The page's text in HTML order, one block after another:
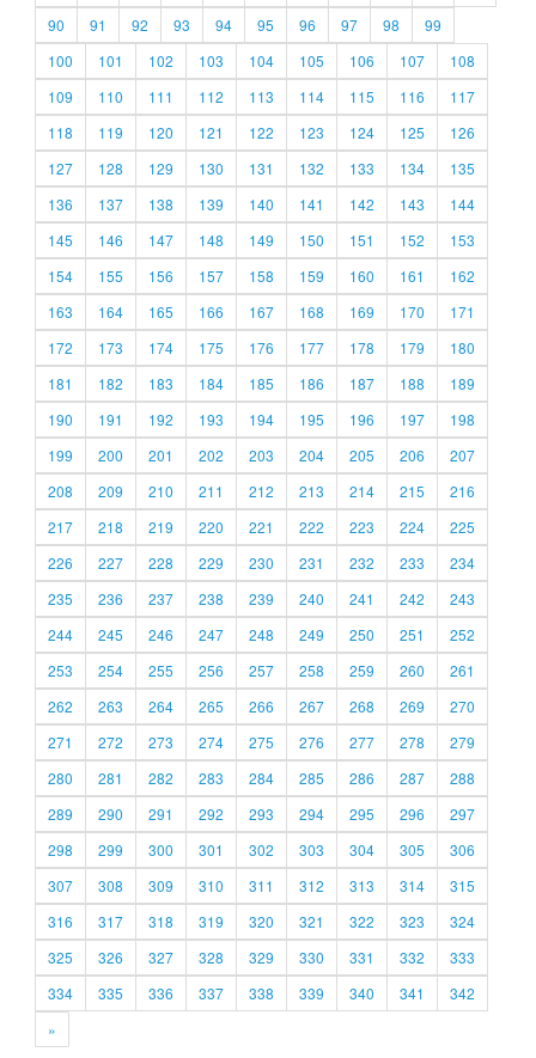
90
91 92 93 94 95 96 97 98
99
100
101 102 103 104 105 106 107
108
109
110 111 112 113 114 115 116
117
118
119 120 121 122 123 124 125
126
127
128 129 130 131 132 133 134
135
136
137 138 139 140 141 142 143
144
145
146 147 148 149 150 151 152
153
154
155 156 157 158 159 160 161
162
163
164 165 166 167 168 169 170
171
172
173 174 175 176 177 178 179
180
181
182 183 184 185 186 187 188
189
190
191 192 193 194 195 196 197
198
199
200 201 202 203 204 205 206
207
208
209 210 211 212 213 214 215
216
217
218 219 220 221 222 223 224
225
226
227 228 229 230 231 232 233
234
235
236 237 238 239 240 241 242
243
244
245 246 247 248 249 250 251
252
253
254 255 256 257 258 259 260
261
262
263 264 265 266 267 268 269
270
271
272 273 274 275 276 277 278
279
280
281 282 283 284 285 286 287
288
289
290 291 292 293 294 295 296
297
298
299 300 301 302 303 304 305
306
307
308 309 310 311 312 313 314
315
316
317 318 319 320 321 322 323
324
325
326 327 328 329 330 331 332
333
334
335 336 337 338 339 340 341
342
»